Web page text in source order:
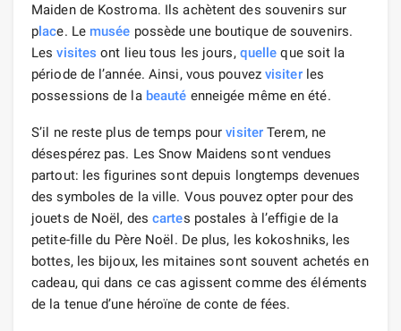
Maiden de Kostroma. Ils achètent des souvenirs sur
place. Le musée possède une boutique de souvenirs.
Lesvisites ont lieu tous les jours, quelle que soit la
période de l’année. Ainsi, vous pouvez visiterles
possessions de la beauté enneigée même en été.
S’il ne reste plus de temps pourvisiter Terem, ne
désespérez pas. Les Snow Maidens sont vendues
partout: les figurines sont depuis longtemps devenues
des symboles de la ville. Vous pouvez opter pour des
jouets de Noël, des cartes postales à l’effigie de la
petite-fille du Père Noël. De plus, les kokoshniks, les
bottes, les bijoux, les mitaines sont souvent achetés en
cadeau, qui dans ce cas agissent comme des éléments
de la tenue d’une héroïne de conte de fées.